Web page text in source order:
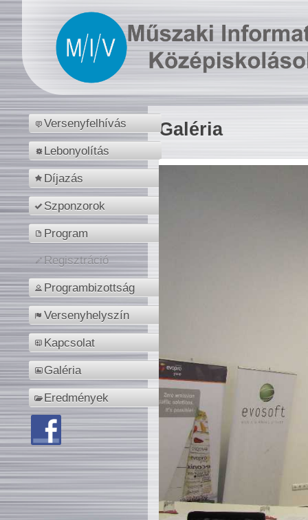
Versenyfelhívás
Lebonyolítás
Díjazás
Szponzorok
Program
Regisztráció
Programbizottság
Versenyhelyszín
Kapcsolat
Galéria
Eredmények
Galéria